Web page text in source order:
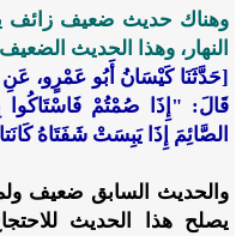
وهناك حديث ضعيف زائف
النهار، وهذا الحديث
[حَدَّثَنَا كَيْسَانُ أَبُو عَمْرٍو،
قَالَ: "إِذَا صُمْتُمْ فَاسْتَاكُوا
الصَّائِمَ إِذَا يَبِسَتْ شَفَتَاهُ
والحديث السابق ضعيف
يصلح هذا الحديث